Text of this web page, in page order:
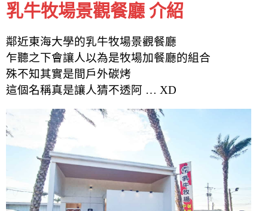
乳牛牧場景觀餐廳 介紹
鄰近東海大學的乳牛牧場景觀餐廳
乍聽之下會讓人以為是牧場加餐廳的組合
殊不知其實是間戶外碳烤
這個名稱真是讓人猜不透阿 … XD